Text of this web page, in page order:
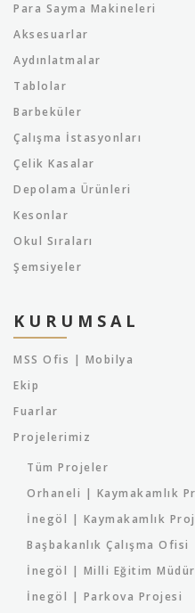
Para Sayma Makineleri
Aksesuarlar
Aydınlatmalar
Tablolar
Barbeküler
Çalışma İstasyonları
Çelik Kasalar
Depolama Ürünleri
Kesonlar
Okul Sıraları
Şemsiyeler
KURUMSAL
MSS Ofis | Mobilya
Ekip
Fuarlar
Projelerimiz
Tüm Projeler
Orhaneli | Kaymakamlık
İnegöl | Kaymakamlık
Başbakanlık Çalışma Ofisi
İnegöl | Milli Eğitim
İnegöl | Parkova Projesi